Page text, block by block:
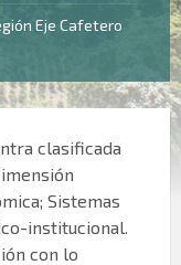
Eje Cafetero
clasificada
Sistemas
institucional.
con lo